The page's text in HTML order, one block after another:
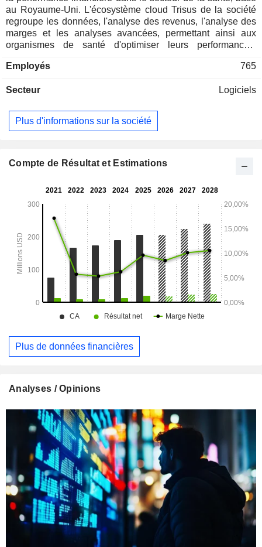
au Royaume-Uni. L'écosystème cloud Trisus de la société
regroupe les données, l'analyse des revenus, l'analyse des
marges et les analyses avancées, permettant ainsi aux
organismes de santé d'optimiser leurs performances,
croissance stratégique. Il combine l'intégrité des revenus, la
l'aide à la décision au sein d'une plateforme unique de type
Trisus Pricing Transparency, Trisus Pricing Analyzer, Trisus
Chargemaster, Insight Medical Necessity, Trisus Claims
Sentinel, Sentrex, Referral Verification System, Trisus
Management, InSight Audit et bien d’autres. Elle propose
Productivity, Trisus Pricing Integrity Suite, et bien d’autres.
Employés 765
Secteur Logiciels
Plus d'informations sur la société
Compte de Résultat et Estimations
Plus de données financières
Analyses / Opinions